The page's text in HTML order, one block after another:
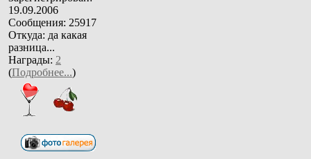
19.09.2006
Сообщения: 25917
Откуда: да какая
разница...
Награды: 2
(Подробнее...)